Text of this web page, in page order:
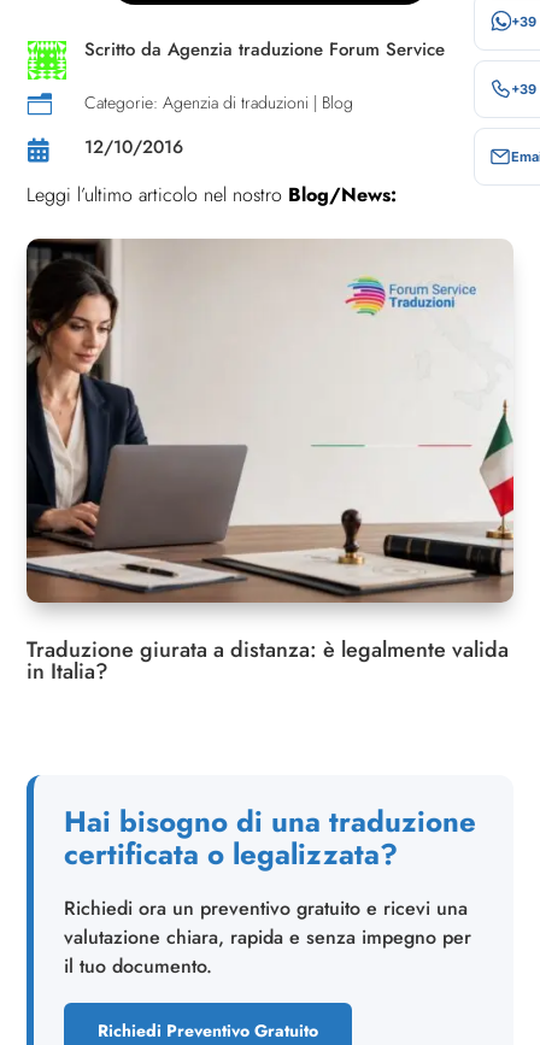
+39
Scritto da Agenzia traduzione Forum Service
n Categorie: Agenzia di traduzioni | Blog
 12/10/2016
Leggi l’ultimo articolo nel nostro Blog/News:
Traduzione giurata a distanza: è legalmente valida
in Italia?
Hai bisogno di una traduzione
certificata o legalizzata?
Richiedi ora un preventivo gratuito e ricevi una
valutazione chiara, rapida e senza impegno per
il tuo documento.
Richiedi Preventivo Gratuito